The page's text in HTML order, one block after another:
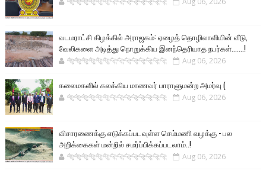
வடமராட்சி கிழக்கில் அராஜகம்: ஏழைத் தொழிலாளியின் வீடு,
வேலிகளை அடித்து நொறுக்கிய இனந்தெரியாத நபர்கள்.......!
🐅🐅🐅🐅🐅🐅🐆🐆🐆🐆🐆🐆🐆🐆 Aug 06, 2026
கலைமகளில் கலக்கிய மாணவர் பாராளுமன்ற அமர்வு (
🐅🐅🐅🐅🐅🐅🐆🐆🐆🐆🐆🐆🐆🐆 Aug 06, 2026
விசாரணைக்கு எடுக்கப்படவுள்ள செம்மணி வழக்கு - பல
அறிக்கைகள் மன்றில் சமர்ப்பிக்கப்படலாம்..!
🐅🐅🐅🐅🐅🐅🐆🐆🐆🐆🐆🐆🐆🐆 Aug 06, 2026